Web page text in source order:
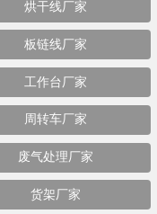
烘干线厂家
板链线厂家
工作台厂家
周转车厂家
废气处理厂家
货架厂家